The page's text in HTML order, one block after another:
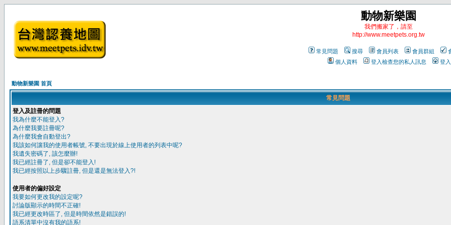
動物新樂園
我們搬家了，請至
http://www.meetpets.org.tw
常見問題 搜尋 會員列表 會員群組
個人資料
登入檢查您的私人訊息 登入
動物新樂園 首頁
常見問題
登入及註冊的問題
我為什麼不能登入?
為什麼我要註冊呢?
為什麼我會自動登出?
我該如何讓我的使用者帳號, 不要出現於線上使用者的列表中呢?
我遺失密碼了, 該怎麼辦!
我已經註冊了, 但是卻不能登入!
我已經按照以上步驟註冊, 但是還是無法登入?!
使用者的偏好設定
我要如何更改我的設定呢?
討論版顯示的時間不正確!
我已經更改時區了, 但是時間依然是錯誤的!
語系清單中沒有我的語系!